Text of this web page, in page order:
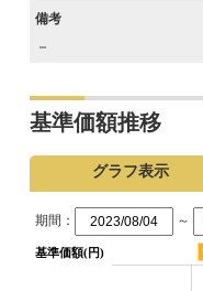
備考
－
基準価額推移
グラフ表示
期間： ～
基準価額(円)